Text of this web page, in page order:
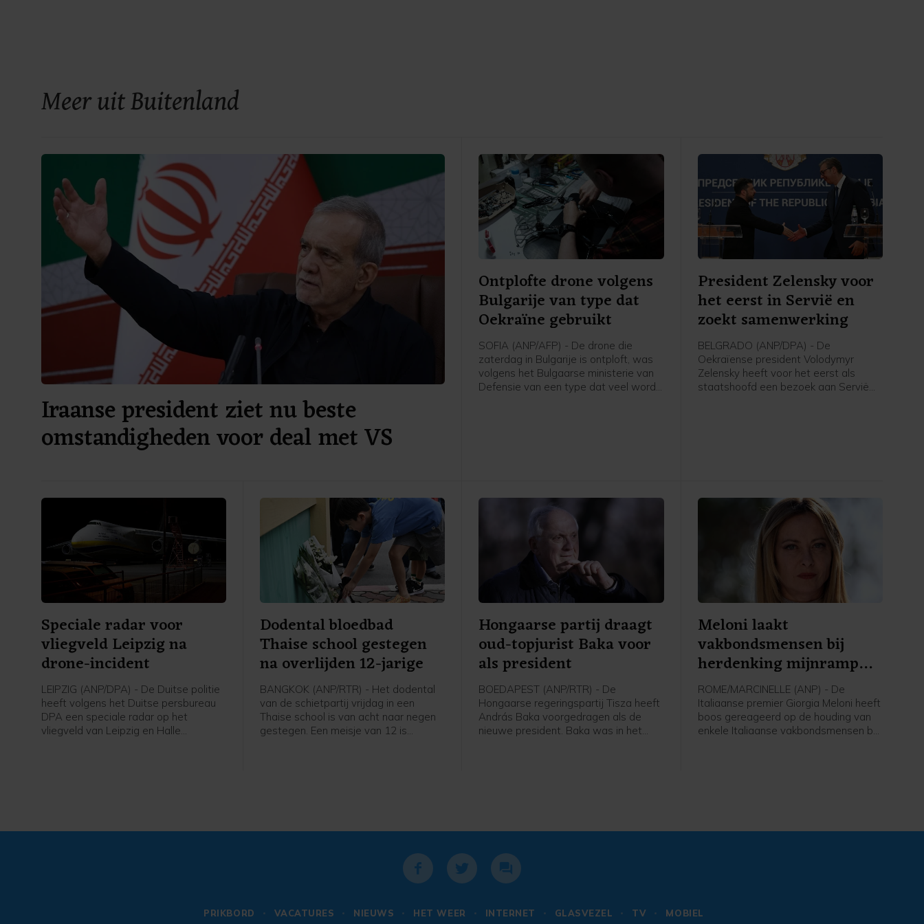
Meer uit Buitenland
Iraanse president ziet nu beste
omstandigheden voor deal met VS
Ontplofte drone volgens
Bulgarije van type dat
Oekraïne gebruikt
SOFIA (ANP/AFP) - De drone die
zaterdag in Bulgarije is ontploft, was
volgens het Bulgaarse ministerie van
Defensie van een type dat veel wordt
President Zelensky voor
het eerst in Servië en
zoekt samenwerking
BELGRADO (ANP/DPA) - De
Oekraïense president Volodymyr
Zelensky heeft voor het eerst als
staatshoofd een bezoek aan Servië
Servië.
Speciale radar voor
vliegveld Leipzig na
drone-incident
LEIPZIG (ANP/DPA) - De Duitse politie
heeft volgens het Duitse persbureau
DPA een speciale radar op het
vliegveld van Leipzig en Halle
Dodental bloedbad
Thaise school gestegen
na overlijden 12-jarige
BANGKOK (ANP/RTR) - Het dodental
van de schietpartij vrijdag in een
Thaise school is van acht naar negen
gestegen. Een meisje van 12 is
Hongaarse partij draagt
oud-topjurist Baka voor
als president
BOEDAPEST (ANP/RTR) - De
Hongaarse regeringspartij Tisza heeft
András Baka voorgedragen als de
nieuwe president. Baka was in het
Meloni laakt
vakbondsmensen bij
herdenking mijnramp
Marcinelle
ROME/MARCINELLE (ANP) - De
Italiaanse premier Giorgia Meloni heeft
boos gereageerd op de houding van
enkele Italiaanse vakbondsmensen bij
PRIKBORD VACATURES NIEUWS HET WEER INTERNET GLASVEZEL TV MOBIEL